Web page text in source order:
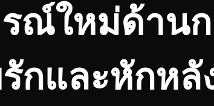
ณ์ใหม่ด้าน
กและหักหลั